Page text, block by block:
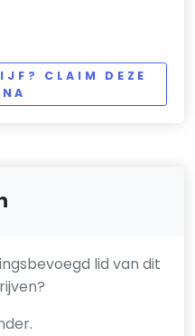
CLAIM DEZE
lid van dit